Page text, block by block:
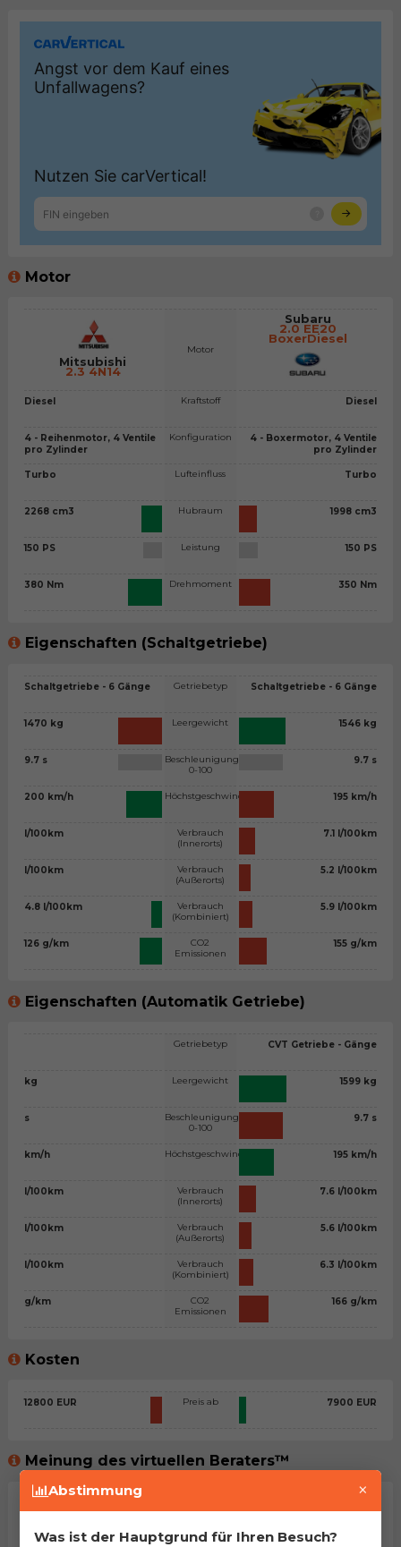
Motor
Mitsubishi
2.3 4N14
Diesel
4 - Reihenmotor, 4 Ventile
pro Zylinder
Turbo
2268 cm3
150 PS
380 Nm
Motor
Kraftstoff
Konfiguration
Lufteinfluss
Hubraum
Leistung
Drehmoment
Subaru
2.0 EE20
BoxerDiesel
Diesel
4 - Boxermotor, 4 Ventile
pro Zylinder
Turbo
1998 cm3
150 PS
350 Nm
Eigenschaften (Schaltgetriebe)
Schaltgetriebe - 6 Gänge
1470 kg
9.7 s
200 km/h
l/100km
l/100km
4.8 l/100km
126 g/km
Getriebetyp
Leergewicht
Beschleunigung
0-100
Höchstgeschwindigkeit
Verbrauch
(Innerorts)
Verbrauch
(Außerorts)
Verbrauch
(Kombiniert)
CO2
Emissionen
Schaltgetriebe - 6 Gänge
1546 kg
9.7 s
195 km/h
7.1 l/100km
5.2 l/100km
5.9 l/100km
155 g/km
Eigenschaften (Automatik Getriebe)
kg
s
km/h
l/100km
l/100km
l/100km
g/km
Getriebetyp
Leergewicht
Beschleunigung
0-100
Höchstgeschwindigkeit
Verbrauch
(Innerorts)
Verbrauch
(Außerorts)
Verbrauch
(Kombiniert)
CO2
Emissionen
CVT Getriebe - Gänge
1599 kg
9.7 s
195 km/h
7.6 l/100km
5.6 l/100km
6.3 l/100km
166 g/km
Kosten
12800 EUR Preis ab 7900 EUR
Meinung des virtuellen Beraters™
Allgemeine Stellungnahme
Zwei zweifellos ziemlich ähnliche Autos. Trotzdem haben
Abstimmung ×
Was ist der Hauptgrund für Ihren Besuch?